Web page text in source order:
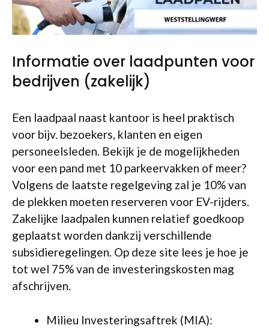
Informatie over laadpunten voor
bedrijven (zakelijk)
Een laadpaal naast kantoor is heel praktisch
voor bijv. bezoekers, klanten en eigen
personeelsleden. Bekijk je de mogelijkheden
voor een pand met 10 parkeervakken of meer?
Volgens de laatste regelgeving zal je 10% van
de plekken moeten reserveren voor EV-rijders.
Zakelijke laadpalen kunnen relatief goedkoop
geplaatst worden dankzij verschillende
subsidieregelingen. Op deze site lees je hoe je
tot wel 75% van de investeringskosten mag
afschrijven.
Milieu Investeringsaftrek (MIA):